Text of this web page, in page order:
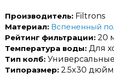
Производитель: Filtrons
Материал: Вспененный
Рейтинг фильтрации: 20
Температура воды: Для
Тип колб: Универсальные
Типоразмер: 2.5x30